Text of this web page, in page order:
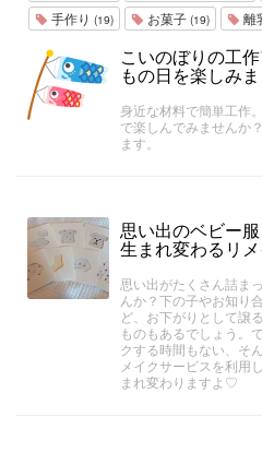
手作り (19) お菓子 (19) 離
こいのぼりの工
もの日を楽しみ
身近な材料で簡単工作
で楽しんでみませんか
ます。
思い出のベビー
生まれ変わるリ
思い出がたくさん詰ま
んか？下の子やお知り
ど、お下がりとして譲
ものもあるでしょう。
クする時間もない、そ
メイクサービスを利用
まれ変わりますよ♡